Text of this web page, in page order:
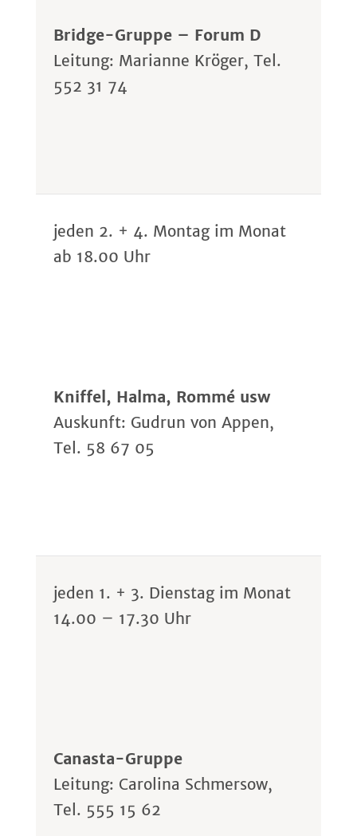
Bridge-Gruppe – Forum D
Leitung: Marianne Kröger, Tel.
552 31 74
jeden 2. + 4. Montag im Monat
ab 18.00 Uhr
Kniffel, Halma, Rommé usw
Auskunft: Gudrun von Appen,
Tel. 58 67 05
jeden 1. + 3. Dienstag im Monat
14.00 – 17.30 Uhr
Canasta-Gruppe
Leitung: Carolina Schmersow,
Tel. 555 15 62